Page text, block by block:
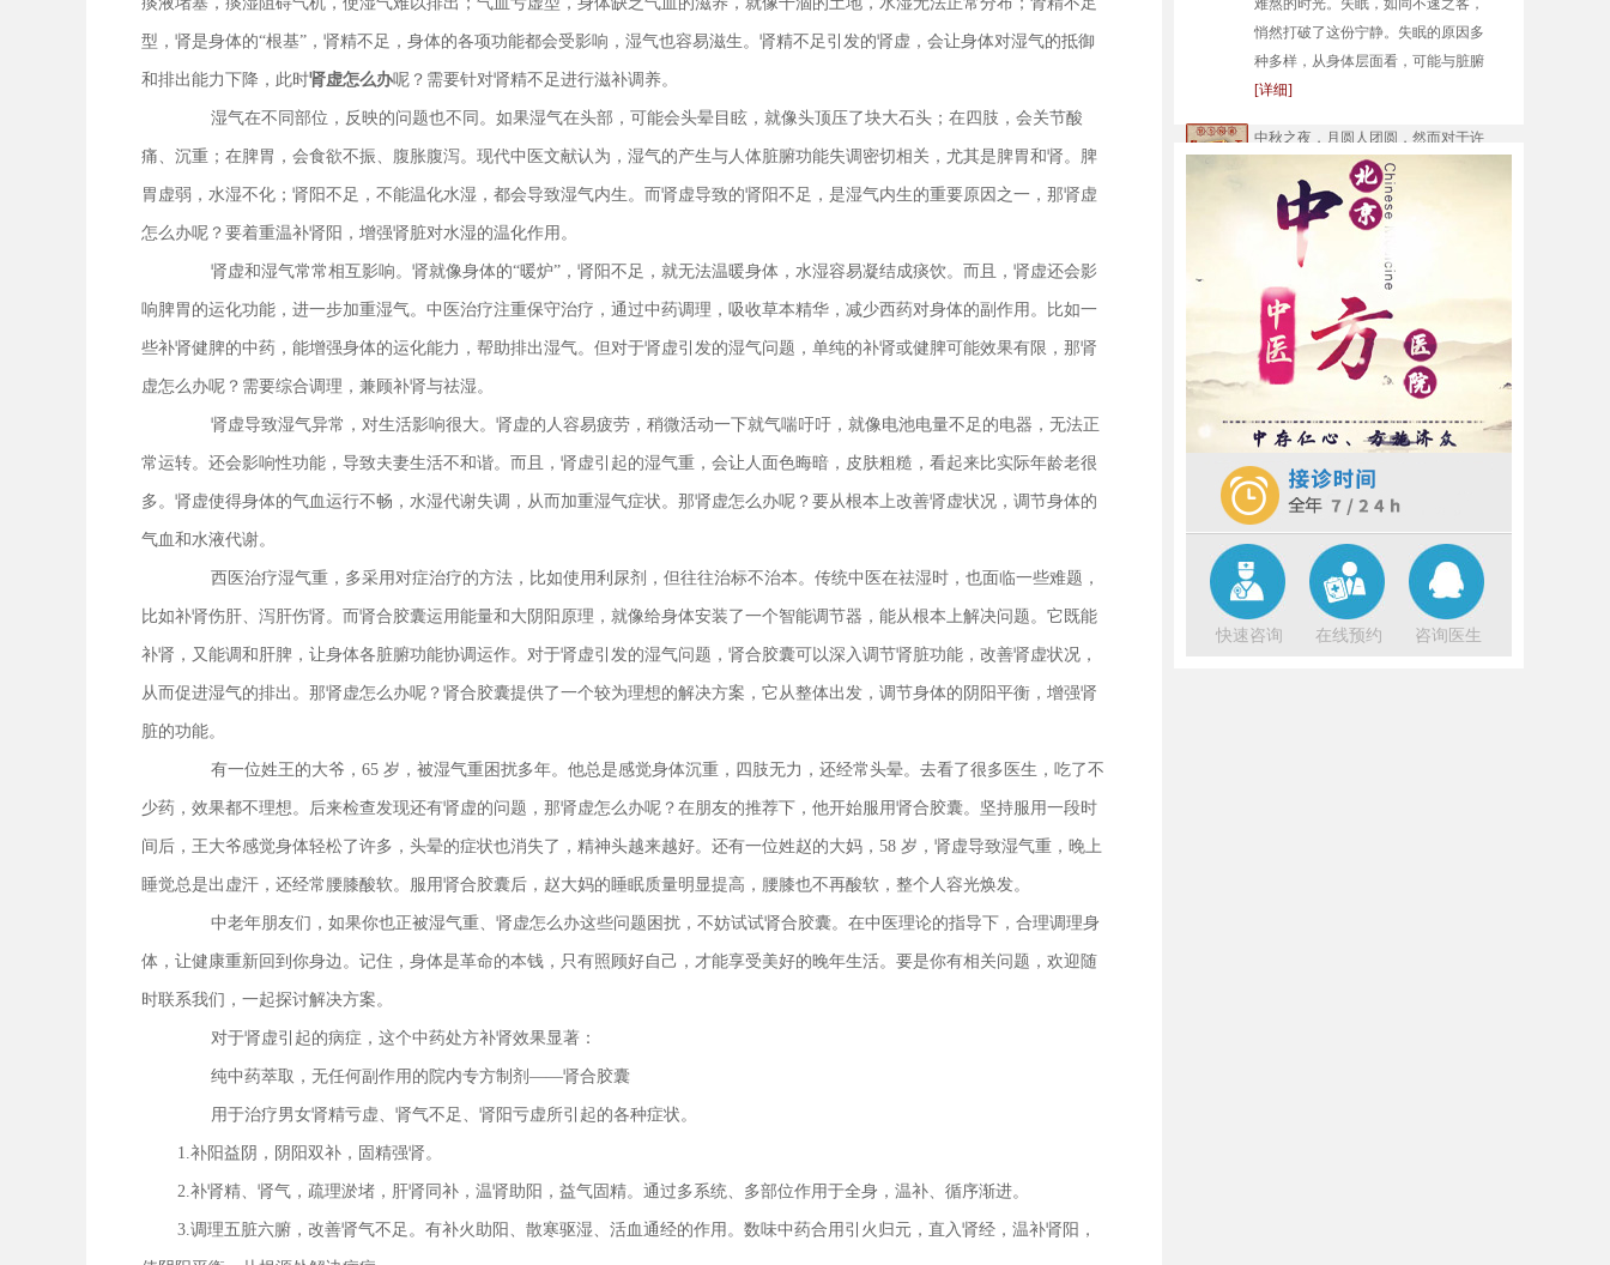
型，肾是身体的“根基”，肾精不足，身体的各项功能都会受影响，湿气也容易滋生。肾精不足引发的肾虚，会让身体对湿气的抵御
和排出能力下降，此时肾虚怎么办呢？需要针对肾精不足进行滋补调养。
湿气在不同部位，反映的问题也不同。如果湿气在头部，可能会头晕目眩，就像头顶压了块大石头；在四肢，会关节酸
痛、沉重；在脾胃，会食欲不振、腹胀腹泻。现代中医文献认为，湿气的产生与人体脏腑功能失调密切相关，尤其是脾胃和肾。脾
胃虚弱，水湿不化；肾阳不足，不能温化水湿，都会导致湿气内生。而肾虚导致的肾阳不足，是湿气内生的重要原因之一，那肾虚
怎么办呢？要着重温补肾阳，增强肾脏对水湿的温化作用。
肾虚和湿气常常相互影响。肾就像身体的“暖炉”，肾阳不足，就无法温暖身体，水湿容易凝结成痰饮。而且，肾虚还会影
响脾胃的运化功能，进一步加重湿气。中医治疗注重保守治疗，通过中药调理，吸收草本精华，减少西药对身体的副作用。比如一
些补肾健脾的中药，能增强身体的运化能力，帮助排出湿气。但对于肾虚引发的湿气问题，单纯的补肾或健脾可能效果有限，那肾
虚怎么办呢？需要综合调理，兼顾补肾与祛湿。
肾虚导致湿气异常，对生活影响很大。肾虚的人容易疲劳，稍微活动一下就气喘吁吁，就像电池电量不足的电器，无法正
常运转。还会影响性功能，导致夫妻生活不和谐。而且，肾虚引起的湿气重，会让人面色晦暗，皮肤粗糙，看起来比实际年龄老很
多。肾虚使得身体的气血运行不畅，水湿代谢失调，从而加重湿气症状。那肾虚怎么办呢？要从根本上改善肾虚状况，调节身体的
气血和水液代谢。
西医治疗湿气重，多采用对症治疗的方法，比如使用利尿剂，但往往治标不治本。传统中医在祛湿时，也面临一些难题，
比如补肾伤肝、泻肝伤肾。而肾合胶囊运用能量和大阴阳原理，就像给身体安装了一个智能调节器，能从根本上解决问题。它既能
补肾，又能调和肝脾，让身体各脏腑功能协调运作。对于肾虚引发的湿气问题，肾合胶囊可以深入调节肾脏功能，改善肾虚状况，
从而促进湿气的排出。那肾虚怎么办呢？肾合胶囊提供了一个较为理想的解决方案，它从整体出发，调节身体的阴阳平衡，增强肾
脏的功能。
有一位姓王的大爷，65 岁，被湿气重困扰多年。他总是感觉身体沉重，四肢无力，还经常头晕。去看了很多医生，吃了不
少药，效果都不理想。后来检查发现还有肾虚的问题，那肾虚怎么办呢？在朋友的推荐下，他开始服用肾合胶囊。坚持服用一段时
间后，王大爷感觉身体轻松了许多，头晕的症状也消失了，精神头越来越好。还有一位姓赵的大妈，58 岁，肾虚导致湿气重，晚上
睡觉总是出虚汗，还经常腰膝酸软。服用肾合胶囊后，赵大妈的睡眠质量明显提高，腰膝也不再酸软，整个人容光焕发。
中老年朋友们，如果你也正被湿气重、肾虚怎么办这些问题困扰，不妨试试肾合胶囊。在中医理论的指导下，合理调理身
体，让健康重新回到你身边。记住，身体是革命的本钱，只有照顾好自己，才能享受美好的晚年生活。要是你有相关问题，欢迎随
时联系我们，一起探讨解决方案。
对于肾虚引起的病症，这个中药处方补肾效果显著：
纯中药萃取，无任何副作用的院内专方制剂——肾合胶囊
用于治疗男女肾精亏虚、肾气不足、肾阳亏虚所引起的各种症状。
1.补阳益阴，阴阳双补，固精强肾。
2.补肾精、肾气，疏理淤堵，肝肾同补，温肾助阳，益气固精。通过多系统、多部位作用于全身，温补、循序渐进。
3.调理五脏六腑，改善肾气不足。有补火助阳、散寒驱湿、活血通经的作用。数味中药合用引火归元，直入肾经，温补肾阳，
难熬的时光。失眠，如同不速之客，
悄然打破了这份宁静。失眠的原因多
种多样，从身体层面看，可能与脏腑
[详细]
中秋之夜，月圆人团圆，然而对于许
多中老年人而言，夜晚却成了难熬的
时光。失眠，尤其是 肾虚怎么办 ，成
为了困扰他们的难题。这背后，隐藏
着身体机能的微妙变化。中秋时
中秋佳节，本是团圆欢聚之时，却有
不少中老年人因失眠而苦恼。失眠，
如同夜空中偶尔掠过的乌云，遮蔽了
月光的温柔，让人难以享受这份宁
静。 肾虚怎么办 的原因多种多样，
细]
快速咨询 在线预约 咨询医生